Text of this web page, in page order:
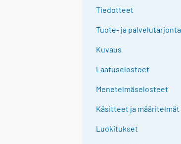
Tiedotteet
Tuote- ja palvelutarjonta
Kuvaus
Laatuselosteet
Menetelmäselosteet
Käsitteet ja määritelmät
Luokitukset